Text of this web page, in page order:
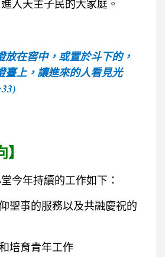
入天主子民的大家庭。
放在窖中，或置於斗下的，
臺上，讓進來的人看見光
】
今年持續的工作如下：
聖事的服務以及共融慶祝的
培育青年工作